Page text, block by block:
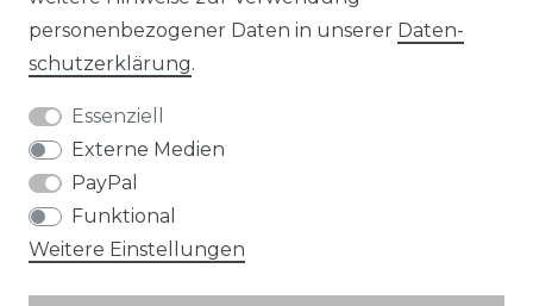
personenbezogener Daten in unserer Daten­
schutz­erklärung.
Essenziell
Externe Medien
PayPal
Funktional
Weitere Einstellungen